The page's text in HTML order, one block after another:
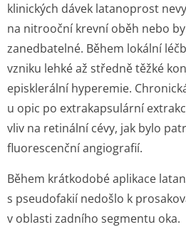
klinických dávek latanoprost
na nitrooční krevní oběh nebo
zanedbatelné. Během lokální
vzniku lehké až středně těžké
episklerální hyperemie.
u opic po extrakapsulární
vliv na retinální cévy, jak bylo
fluorescenční angiografií.
Během krátkodobé aplikace
s pseudofakií nedošlo k
v oblasti zadního segmentu oka.